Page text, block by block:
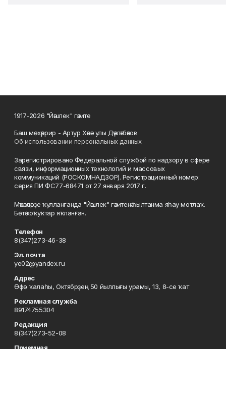
1917-2026 "Йәшлек" гәзите
Баш мөхәррир - Артур Хәсән улы Дәүләтбәков
Об использовании персональных данных
Зарегистрировано Федеральной службой по надзору в сфере
связи, информационных технологий и массовых
коммуникаций (РОСКОМНАДЗОР). Регистрационный номер:
серия ПИ ФС77-68471 от 27 января 2017 г.
Мәҡәләләрҙе ҡулланғанда "Йәшлек" гәзитенә һылтанма яһау мотлаҡ.
Бөтә хоҡуҡтар яҡланған.
Телефон
8(347)273-46-38
Эл. почта
ye02@yandex.ru
Адрес
Өфө ҡалаһы, Октябрҙең 50 йыллығы урамы, 13, 8-се ҡат
Рекламная служба
89174755304
Редакция
8(347)273-52-08
Приемная